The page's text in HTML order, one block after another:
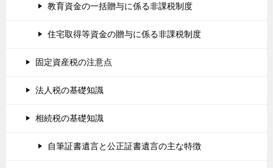
教育資金の一括贈与に係る非課税制度
住宅取得等資金の贈与に係る非課税制度
固定資産税の注意点
法人税の基礎知識
相続税の基礎知識
自筆証書遺言と公正証書遺言の主な特徴